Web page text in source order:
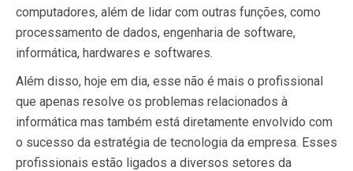
computadores, além de lidar com outras funções, como
processamento de dados, engenharia de software,
informática, hardwares e softwares.
Além disso, hoje em dia, esse não é mais o profissional
que apenas resolve os problemas relacionados à
informática mas também está diretamente envolvido com
o sucesso da estratégia de tecnologia da empresa. Esses
profissionais estão ligados a diversos setores da